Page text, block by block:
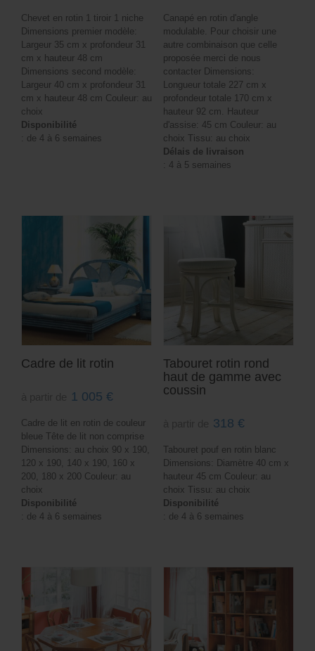
Chevet en rotin 1 tiroir 1 niche
Dimensions premier modèle:
Largeur 35 cm x profondeur 31
cm x hauteur 48 cm
Dimensions second modèle:
Largeur 40 cm x profondeur 31
cm x hauteur 48 cm Couleur: au
choix
Disponibilité
: de 4 à 6 semaines
Canapé en rotin d'angle
modulable. Pour choisir une
autre combinaison que celle
proposée merci de nous
contacter Dimensions:
Longueur totale 227 cm x
profondeur totale 170 cm x
hauteur 92 cm. Hauteur
d'assise: 45 cm Couleur: au
choix Tissu: au choix
Délais de livraison
: 4 à 5 semaines
Cadre de lit rotin
1 005 €
Cadre de lit en rotin de couleur
bleue Tête de lit non comprise
Dimensions: au choix 90 x 190,
120 x 190, 140 x 190, 160 x
200, 180 x 200 Couleur: au
choix
Disponibilité
: de 4 à 6 semaines
Tabouret rotin rond
haut de gamme avec
coussin
318 €
Tabouret pouf en rotin blanc
Dimensions: Diamètre 40 cm x
hauteur 45 cm Couleur: au
choix Tissu: au choix
Disponibilité
: de 4 à 6 semaines